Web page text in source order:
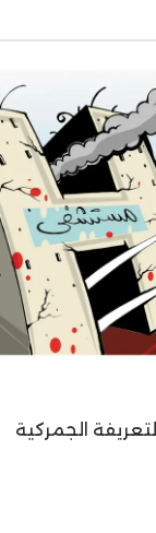
التعريفة الجمركية